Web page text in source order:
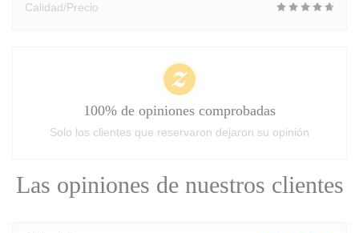
Las opiniones de nuestros clientes
Calidad/Precio
100% de opiniones comprobadas
Solo los clientes que reservaron dejaron su opinión